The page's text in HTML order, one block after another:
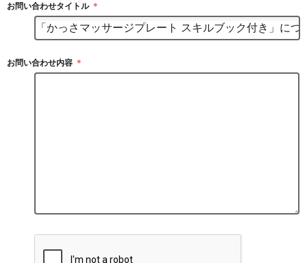
お問い合わせタイトル ＊
お問い合わせ内容 ＊